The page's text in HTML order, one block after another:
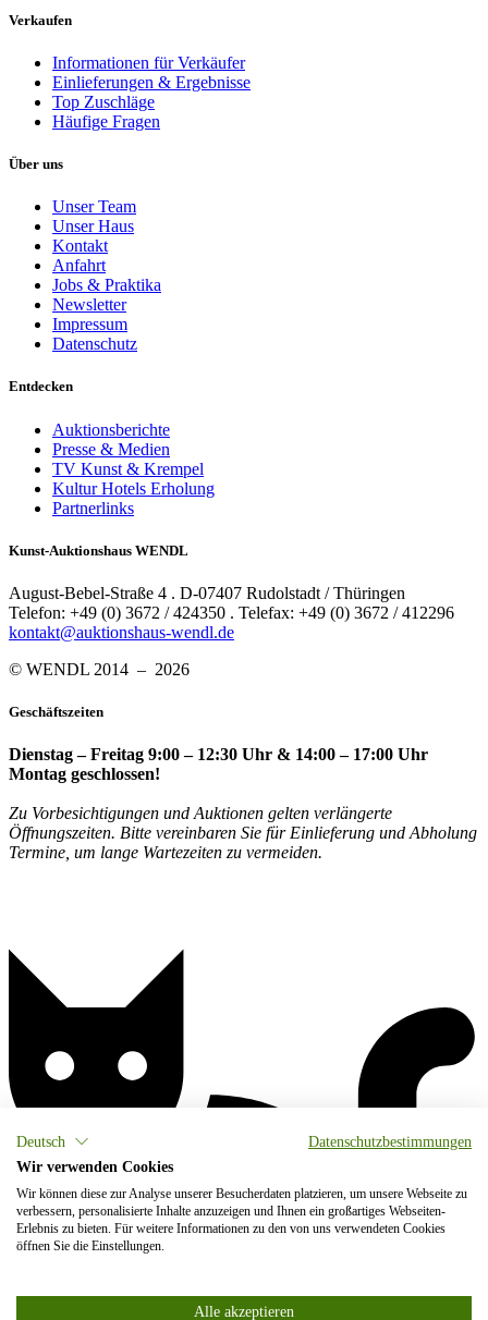
Deutsch
Datenschutzbestimmungen
Wir verwenden Cookies
Wir können diese zur Analyse unserer Besucherdaten platzieren, um unsere Webseite zu
verbessern, personalisierte Inhalte anzuzeigen und Ihnen ein großartiges Webseiten-
Erlebnis zu bieten. Für weitere Informationen zu den von uns verwendeten Cookies
öffnen Sie die Einstellungen.
Alle akzeptieren
Verkaufen
Informationen für Verkäufer
Einlieferungen & Ergebnisse
Top Zuschläge
Häufige Fragen
Über uns
Unser Team
Unser Haus
Kontakt
Anfahrt
Jobs & Praktika
Newsletter
Impressum
Datenschutz
Entdecken
Auktionsberichte
Presse & Medien
TV Kunst & Krempel
Kultur Hotels Erholung
Partnerlinks
Kunst-Auktionshaus WENDL
August-Bebel-Straße 4 . D-07407 Rudolstadt / Thüringen
Telefon: +49 (0) 3672 / 424350 . Telefax: +49 (0) 3672 / 412296
kontakt@auktionshaus-wendl.de
© WENDL 2014 – 2026
Geschäftszeiten
Dienstag – Freitag 9:00 – 12:30 Uhr & 14:00 – 17:00 Uhr
Montag geschlossen!
Zu Vorbesichtigungen und Auktionen gelten verlängerte
Öffnungszeiten. Bitte vereinbaren Sie für Einlieferung und Abholung
Termine, um lange Wartezeiten zu vermeiden.